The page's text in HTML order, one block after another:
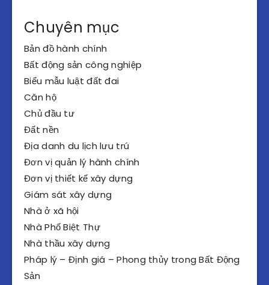
Chuyên mục
Bản đồ hành chính
Bất động sản công nghiệp
Biểu mẫu luật đất đai
Căn hộ
Chủ đầu tư
Đất nền
Địa danh du lịch lưu trú
Đơn vị quản lý hành chính
Đơn vị thiết kế xây dựng
Giám sát xây dựng
Nhà ở xã hội
Nhà Phố Biệt Thự
Nhà thầu xây dựng
Pháp lý – Định giá – Phong thủy trong Bất Động
Sản